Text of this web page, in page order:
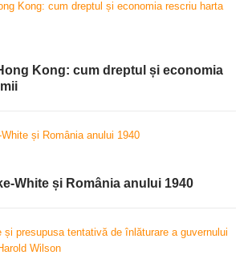
Kong: cum dreptul și economia
White și România anului 1940